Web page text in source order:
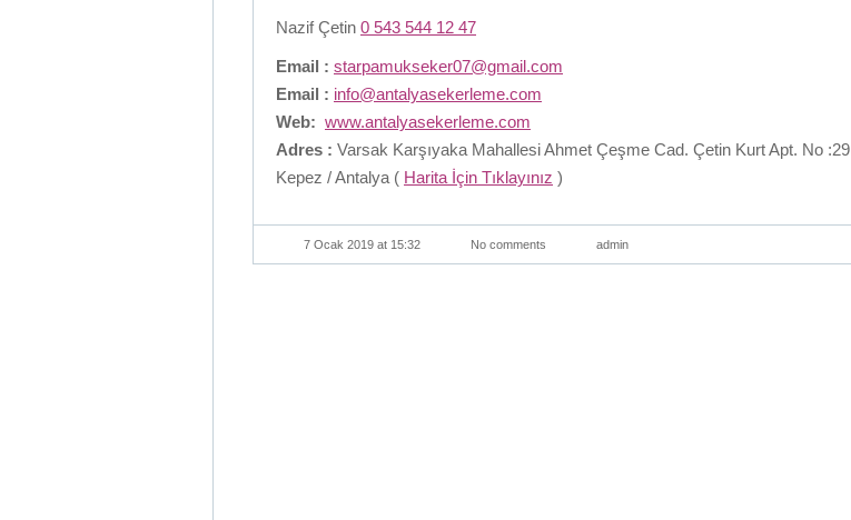
Nazif Çetin 0 543 544 12 47
Email : starpamukseker07@gmail.com
Email : info@antalyasekerleme.com
Web: www.antalyasekerleme.com
Adres : Varsak Karşıyaka Mahallesi Ahmet Çeşme Cad. Çetin Kurt Apt. No :29
Kepez / Antalya ( Harita İçin Tıklayınız )
7 Ocak 2019 at 15:32 No comments admin